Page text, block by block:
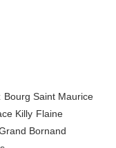
Bourg Saint Maurice
Killy Flaine
Bornand